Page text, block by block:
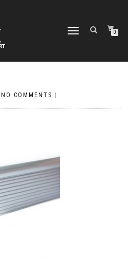
TOGGLE
0
NO COMMENTS